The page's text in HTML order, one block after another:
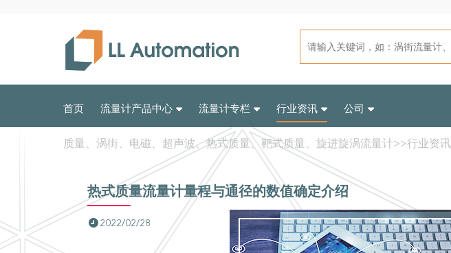
首页 流量计产品中心 流量计专栏 行业资讯 公司
质量、涡街、电磁、超声波、热式质量、靶式质量、旋进旋涡流量计>>行业资讯
热式质量流量计量程与通径的数值确定介绍
2022/02/28